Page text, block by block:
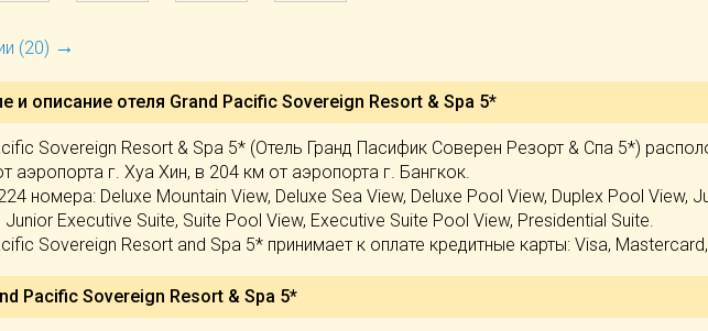
(20) →
и описание отеля Grand Pacific Sovereign Resort & Spa 5*
Sovereign Resort & Spa 5* (Отель Гранд Пасифик Соверен Резорт & Спа 5*)
аэропорта г. Хуа Хин, в 204 км от аэропорта г. Бангкок.
номера: Deluxe Mountain View, Deluxe Sea View, Deluxe Pool View, Duplex Pool View,
Executive Suite, Suite Pool View, Executive Suite Pool View, Presidential Suite.
Sovereign Resort and Spa 5* принимает к оплате кредитные карты: Visa, Mastercard,
Pacific Sovereign Resort & Spa 5*